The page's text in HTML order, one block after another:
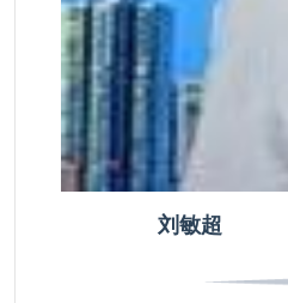
刘敏超